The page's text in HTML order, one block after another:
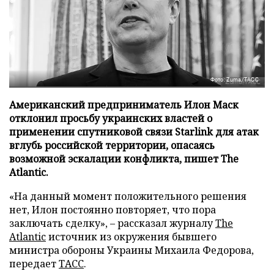
Фото: Zuma/ТАСС
Американский предприниматель Илон Маск
отклонил просьбу украинских властей о
применении спутниковой связи Starlink для атак
вглубь российской территории, опасаясь
возможной эскалации конфликта, пишет The
Atlantic.
«На данный момент положительного решения
нет, Илон постоянно повторяет, что пора
заключать сделку», – рассказал журналуThe
Atlanticисточник из окружения бывшего
министра обороны Украины Михаила Федорова,
передаетТАСС.